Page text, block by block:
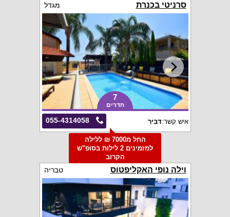
סרניטי בכנרת מגדל
7
חדרים
055-4314058 איש קשר:דביר
החל מ7000 ₪ ללילה
למזמינים 2 לילות בסופ"ש
הקרוב
וילה נופי האקליפטוס טבריה